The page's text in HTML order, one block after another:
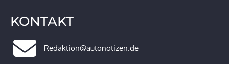
KONTAKT
Redaktion@autonotizen.de